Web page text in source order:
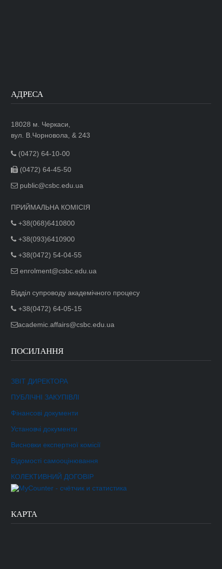
АДРЕСА
18028 м. Черкаси,
вул. В.Чорновола, & 243
(0472) 64-10-00
(0472) 64-45-50
public@csbc.edu.ua
ПРИЙМАЛЬНА КОМІСІЯ
+38(068)6410800
+38(093)6410900
+38(0472) 54-04-55
enrolment@csbc.edu.ua
Відділ супроводу академічного процесу
+38(0472) 64-05-15
academic.affairs@csbc.edu.ua
ПОСИЛАННЯ
ЗВІТ ДИРЕКТОРА
ПУБЛІЧНІ ЗАКУПІВЛІ
Фінансові документи
Установчі документи
Висновки експертної комісії
Відомості самооцінювання
КОЛЕКТИВНИЙ ДОГОВІР
КАРТА